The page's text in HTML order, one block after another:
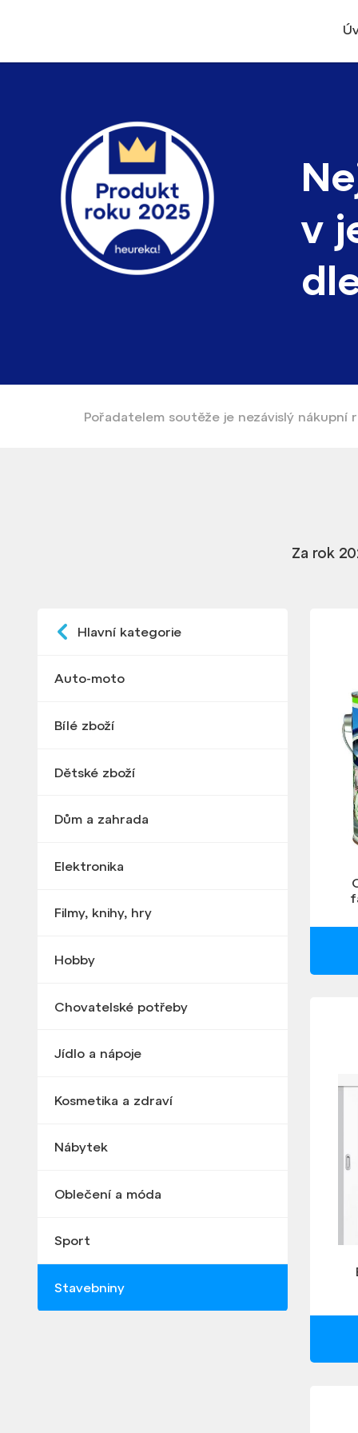
v
Pořadatelem soutěže je nezávislý nákupní
Za rok
Hlavní kategorie
Auto-moto
Bílé zboží
Dětské zboží
Dům a zahrada
Elektronika
Filmy, knihy, hry
Hobby
Chovatelské potřeby
Jídlo a nápoje
Kosmetika a zdraví
Nábytek
Oblečení a móda
Sport
Stavebniny